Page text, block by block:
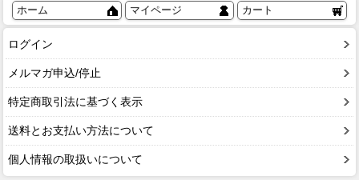
ホーム マイページ カート
ログイン
メルマガ申込/停止
特定商取引法に基づく表示
送料とお支払い方法について
個人情報の取扱いについて